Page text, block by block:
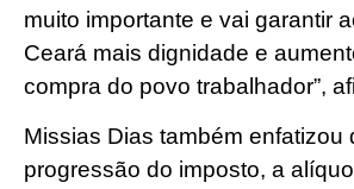
muito importante e vai garantir
Ceará mais dignidade e
compra do povo trabalhador”,
Missias Dias também enfatizou
progressão do imposto, a